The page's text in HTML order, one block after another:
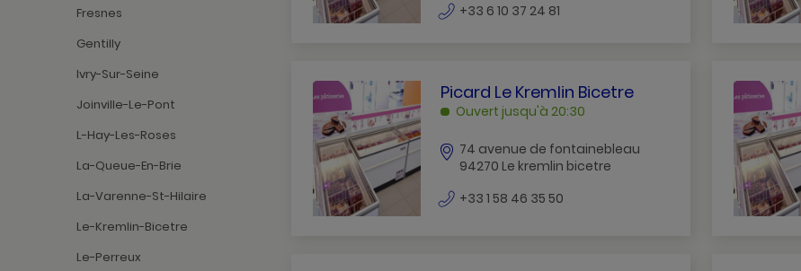
Fresnes
Gentilly
Ivry-Sur-Seine
Joinville-Le-Pont
L-Hay-Les-Roses
La-Queue-En-Brie
La-Varenne-St-Hilaire
Le-Kremlin-Bicetre
Le-Perreux
+33 6 10 37 24 81
PICARD
LE
BICETRE
KREMLIN
BICETRE
Picard Le Kremlin Bicetre
Ouvert jusqu'à 20:30
74 avenue de fontainebleau
94270 Le kremlin bicetre
+33 1 58 46 35 50